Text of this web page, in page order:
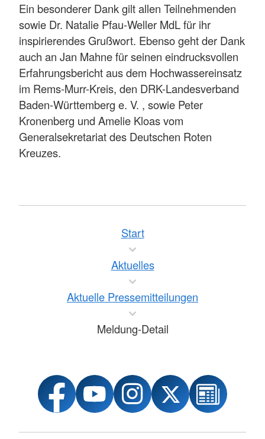
Ein besonderer Dank gilt allen Teilnehmenden
sowie Dr. Natalie Pfau-Weller MdL für ihr
inspirierendes Grußwort. Ebenso geht der Dank
auch an Jan Mahne für seinen eindrucksvollen
Erfahrungsbericht aus dem Hochwassereinsatz
im Rems-Murr-Kreis, den DRK-Landesverband
Baden-Württemberg e. V. , sowie Peter
Kronenberg und Amelie Kloas vom
Generalsekretariat des Deutschen Roten
Kreuzes.
Start
Aktuelles
Aktuelle Pressemitteilungen
Meldung-Detail